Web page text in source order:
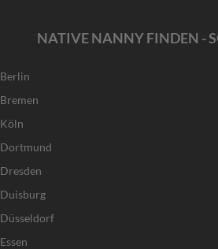
NATIVE NANNY FINDEN -